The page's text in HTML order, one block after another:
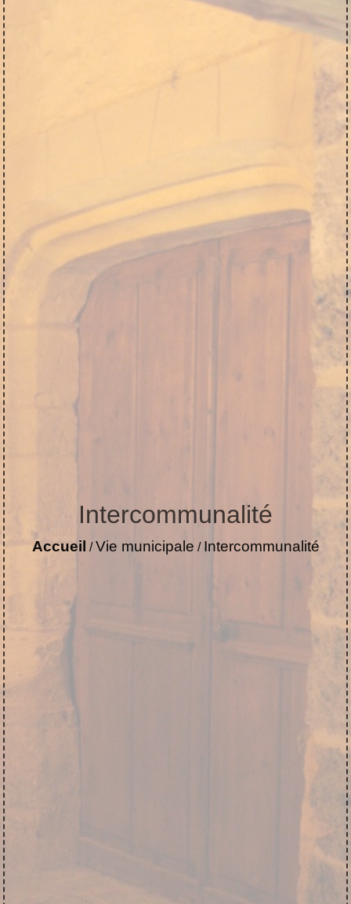
Intercommunalité
Accueil /Vie municipale / Intercommunalité